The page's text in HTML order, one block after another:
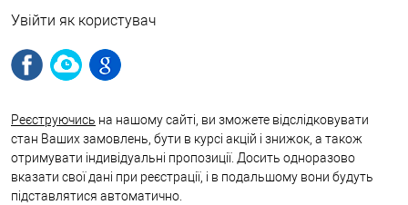
Увійти як користувач
Реєструючись на нашому сайті, ви зможете відслідковувати
стан Ваших замовлень, бути в курсі акцій і знижок, а також
отримувати індивідуальні пропозиції. Досить одноразово
вказати свої дані при реєстрації, і в подальшому вони будуть
підставлятися автоматично.